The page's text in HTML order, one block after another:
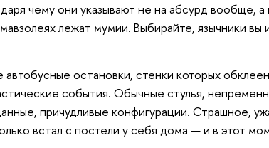
чему они указывают не на абсурд
лежат мумии. Выбирайте, язычники
остановки, стенки которых
события. Обычные стулья,
причудливые конфигурации. Страшное,
встал с постели у себя дома — и в этот